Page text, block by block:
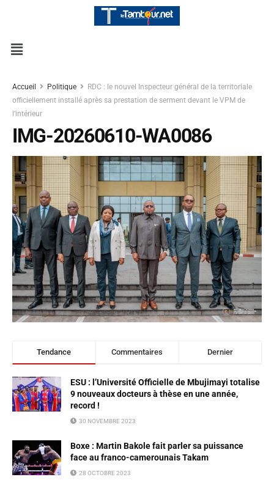
Accueil Politique
RDC : le nouvel Inspecteur général de la territoriale
officiellement installé après sa prestation de serment devant le VPM de
l’intérieur
IMG-20260610-WA0086
Tendance Commentaires Dernier
ESU : l’Université Officielle de Mbujimayi totalise
9 nouveaux docteurs à thèse en une année,
record !
30 NOVEMBRE 2023
Boxe : Martin Bakole fait parler sa puissance
face au franco-camerounais Takam
28 OCTOBRE 2023